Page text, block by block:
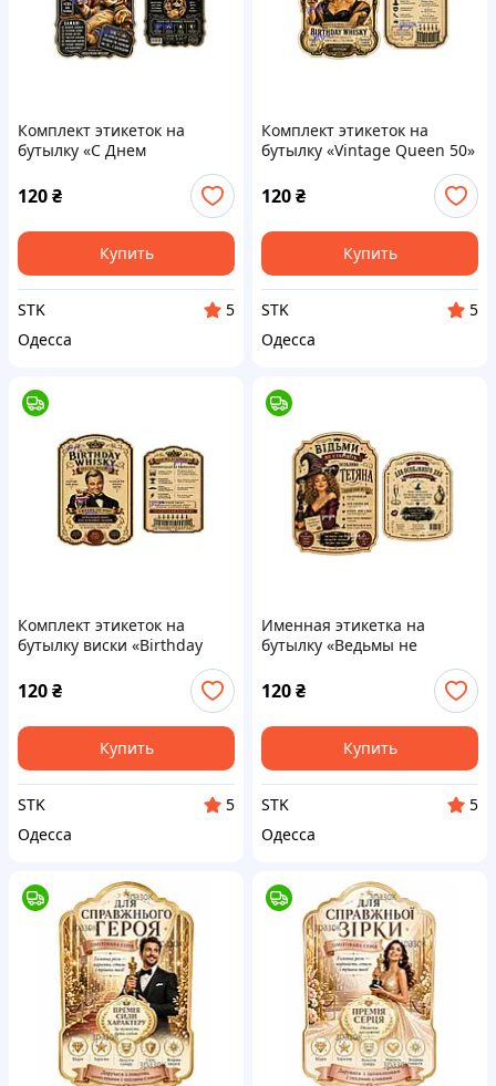
Комплект этикеток на
бутылку «С Днем
рождения» с котом и виски
— оригинальный подарок
мужчине с юмором
120₴
Купить
STK
5
Одесса
Комплект этикеток на
бутылку «Vintage Queen 50»
оригинальный подарок с
юмором и контурной
резкой
120₴
Купить
STK
5
Одесса
Комплект этикеток на
бутылку виски «Birthday
Whisky» мужчине на день
рождения — оригинальный
подарок с юмором
120₴
Купить
STK
5
Одесса
Именная этикетка на
бутылку «Ведьмы не
стареют» с контрэтикеткой
— любое имя, прикольный
подарок женщине
120₴
Купить
STK
5
Одесса